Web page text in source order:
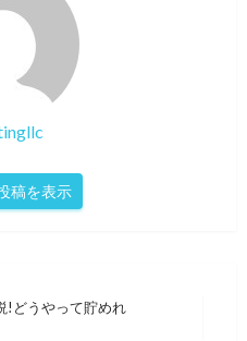
稿を表示
!どうやって貯めれ